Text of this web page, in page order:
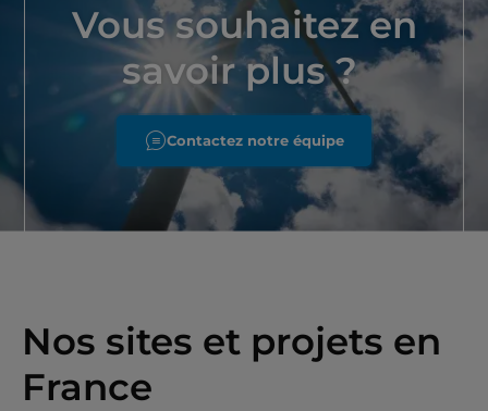
Vous souhaitez en
savoir plus ?
Contactez notre équipe
Nos sites et projets en
France